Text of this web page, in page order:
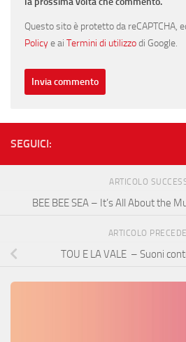
Questo sito è protetto da reCAPTCHA,
Policye ai Termini di utilizzodi Google.
SEGUICI:
ARTICOLO
BEE BEE SEA – It’s All About the
ARTICOLO
TOU E LA VALE – Suoni